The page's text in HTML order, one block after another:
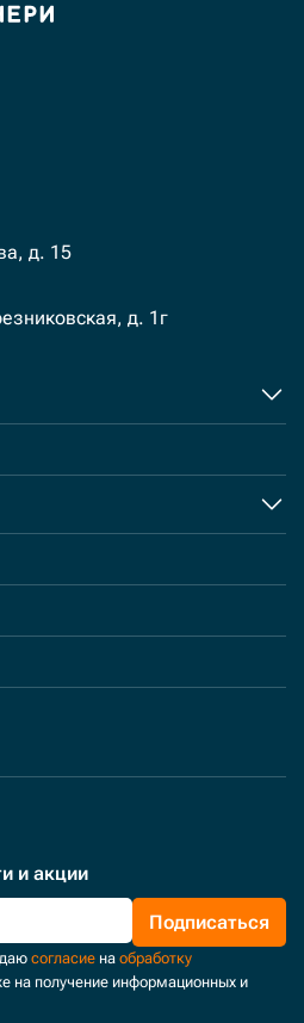
д. 15
д. 1г
и акции
Подписаться
согласие на обработку
на получение информационных и